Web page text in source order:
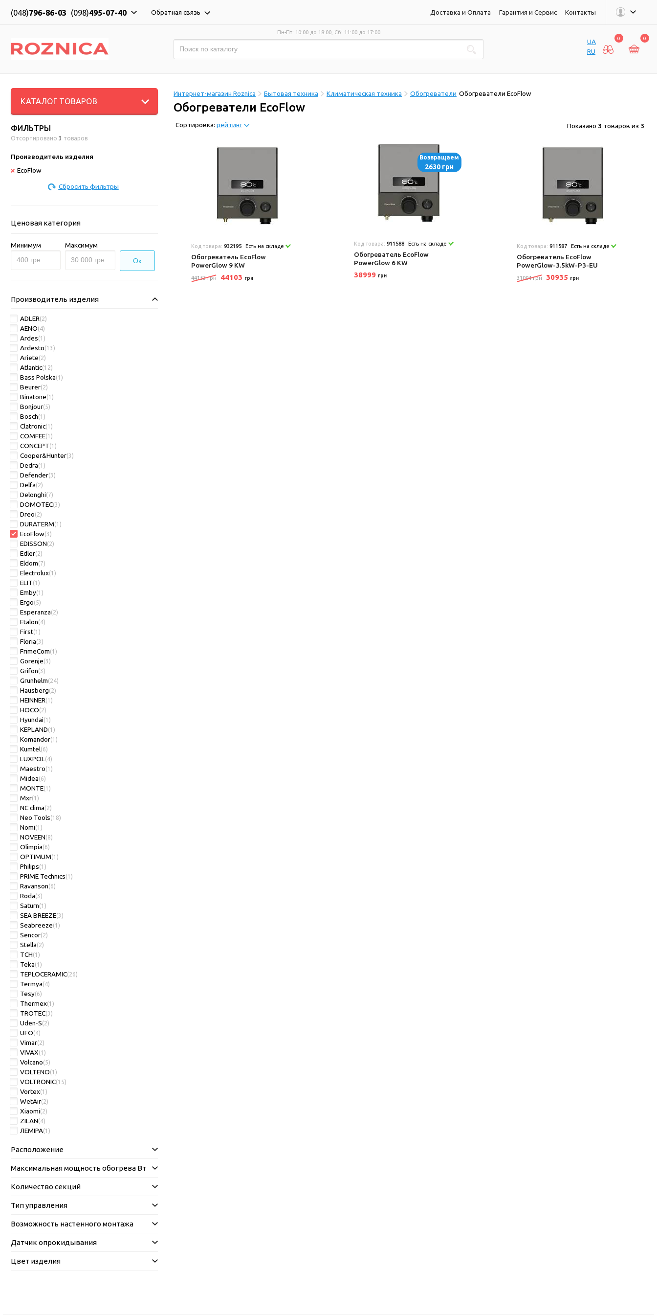
(048)796-86-03 (098)495-07-40 Обратная связь Доставка и Оплата Гарантия и Сервис Контакты
Пн-Пт: 10:00 до 18:00, Сб: 11:00 до 17:00
UA
RU
0 0
КАТАЛОГ ТОВАРОВ
ФИЛЬТРЫ
Отсортировано 3 товаров
Производитель изделия
EcoFlow
Сбросить фильтры
Ценовая категория
Минимум Максимум
Ок
Производитель изделия
ADLER(2)
AENO(4)
Ardes(1)
Ardesto(13)
Ariete(2)
Atlantic(12)
Bass Polska(1)
Beurer(2)
Binatone(1)
Bonjour(5)
Bosch(1)
Clatronic(1)
COMFEE(1)
CONCEPT(1)
Cooper&Hunter(3)
Dedra(1)
Defender(3)
Delfa(2)
Delonghi(7)
DOMOTEC(3)
Dreo(2)
DURATERM(1)
EcoFlow(3)
EDISSON(2)
Edler(2)
Eldom(7)
Electrolux(1)
ELIT(1)
Emby(1)
Ergo(5)
Esperanza(2)
Etalon(4)
First(1)
Floria(3)
FrimeCom(1)
Gorenje(3)
Grifon(3)
Grunhelm(24)
Hausberg(2)
HEINNER(1)
HOCO(2)
Hyundai(1)
KEPLAND(1)
Komandor(1)
Kumtel(6)
LUXPOL(4)
Maestro(1)
Midea(6)
MONTE(1)
Mxr(1)
NC clima(2)
Neo Tools(18)
Nomi(1)
NOVEEN(8)
Olimpia(6)
OPTIMUM(1)
Philips(1)
PRIME Technics(1)
Ravanson(6)
Roda(3)
Saturn(1)
SEA BREEZE(3)
Seabreeze(1)
Sencor(2)
Stella(2)
TCH(1)
Teka(1)
TEPLOCERAMIC(26)
Termya(4)
Tesy(6)
Thermex(1)
TROTEC(3)
Uden-S(2)
UFO(4)
Vimar(2)
VIVAX(1)
Volcano(5)
VOLTENO(1)
VOLTRONIC(15)
Vortex(1)
WetAir(2)
Xiaomi(2)
ZILAN(4)
ЛЕМІРА(1)
Расположение
Максимальная мощность обогрева Вт
Количество секций
Тип управления
Возможность настенного монтажа
Датчик опрокидывания
Цвет изделия
Интернет-магазин Roznica Бытовая техника Климатическая техника Обогреватели Обогреватели EcoFlow
Обогреватели EcoFlow
Сортировка: рейтинг Показано 3 товаров из 3
Код товара: 932195 Есть на складе
Обогреватель EcoFlow
PowerGlow 9 KW
44153 грн 44103 грн
Возвращаем
2630 грн
Код товара: 911588 Есть на складе
Обогреватель EcoFlow
PowerGlow 6 KW
38999 грн
Код товара: 911587 Есть на складе
Обогреватель EcoFlow
PowerGlow-3.5kW-P3-EU
31004 грн 30935 грн